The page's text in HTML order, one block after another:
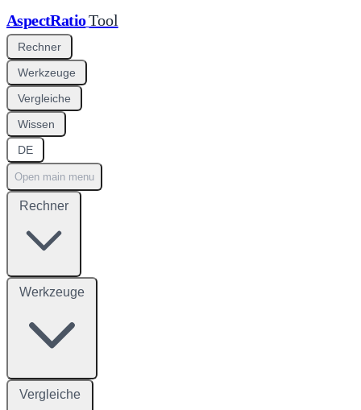
AspectRatioTool
Rechner
Werkzeuge
Vergleiche
Wissen
DE
Open main menu
Rechner
Werkzeuge
Vergleiche